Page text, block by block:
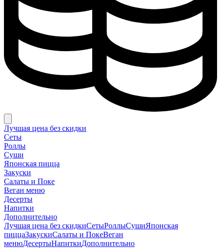
Лучшая цена без скидки
Сеты
Роллы
Суши
Японская пицца
Закуски
Салаты и Поке
Веган меню
Десерты
Напитки
Дополнительно
Лучшая цена без скидкиСетыРоллыСушиЯпонская
пиццаЗакускиСалаты и ПокеВеган
менюДесертыНапиткиДополнительно